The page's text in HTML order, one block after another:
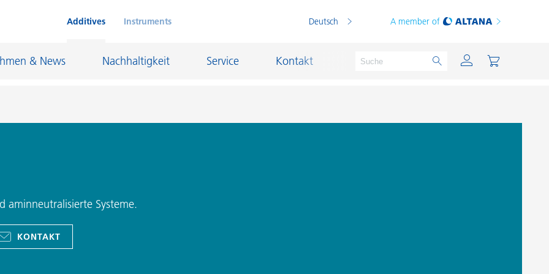
Additives Instruments Deutsch A member of
& News Nachhaltigkeit Service Kontakt
Feuerfestindustrie
aminneutralisierte Systeme.
KONTAKT